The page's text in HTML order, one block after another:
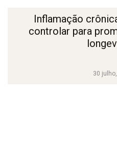
30
Inflamação
controlar para